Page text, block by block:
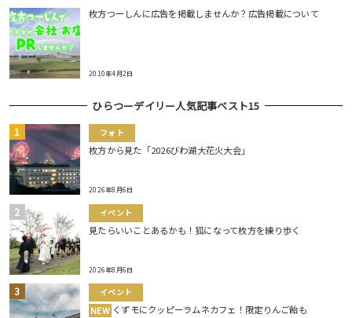
枚方つーしんに広告を掲載しませんか？広告掲載について
2010年4月2日
ひらつーデイリー人気記事ベスト15
フォト
枚方から見た「2026びわ湖大花火大会」
2026年8月6日
イベント
見たらいいことあるかも！狐になって枚方を練り歩く
2026年8月6日
イベント
NEW くずモにクッピーラムネカフェ！限定りんご飴も